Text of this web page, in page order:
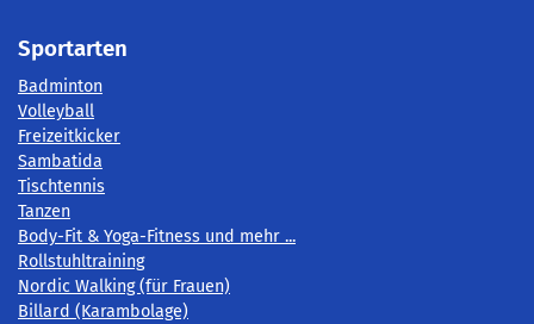
Sportarten
Badminton
Volleyball
Freizeitkicker
Sambatida
Tischtennis
Tanzen
Body-Fit & Yoga-Fitness und mehr ...
Rollstuhltraining
Nordic Walking (für Frauen)
Billard (Karambolage)